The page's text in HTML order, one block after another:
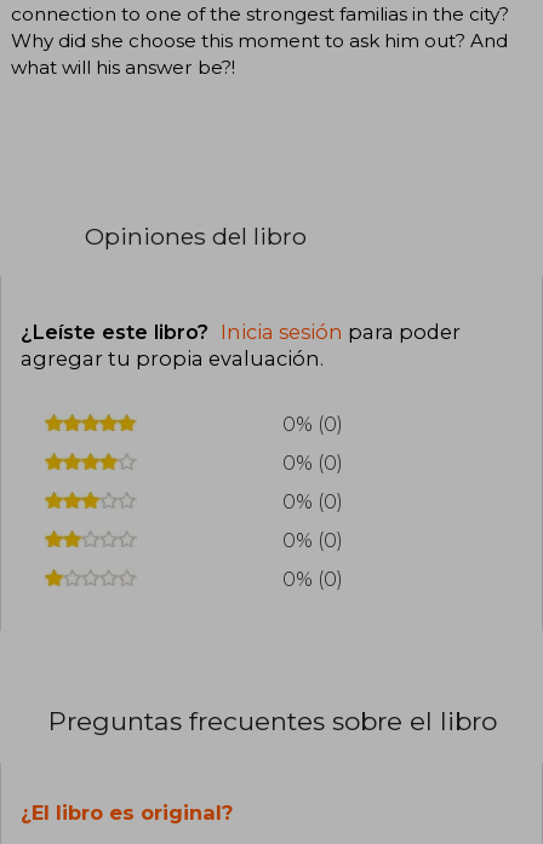
connection to one of the strongest familias in the city?
Why did she choose this moment to ask him out? And
what will his answer be?!
Opiniones del libro
¿Leíste este libro? Inicia sesión para poder
agregar tu propia evaluación.
0% (0)
0% (0)
0% (0)
0% (0)
0% (0)
Preguntas frecuentes sobre el libro
¿El libro es original?